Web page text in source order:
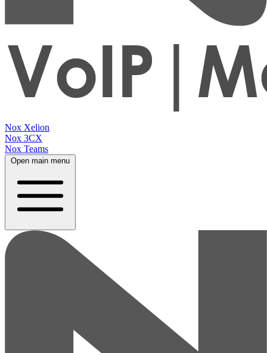
Nox Xelion
Nox 3CX
Nox Teams
Open main menu